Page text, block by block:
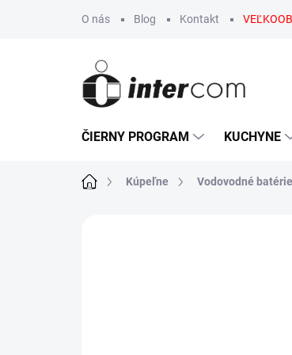
O nás Blog Kontakt
ČIERNY PROGRAM KUCHYNE
DomovKúpeľne Vodovodné batérie